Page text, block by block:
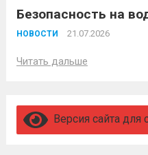
замечаний к нему
Безопасность на
НОВОСТИ 21.07.2026
Читать дальше
Версия сайта для